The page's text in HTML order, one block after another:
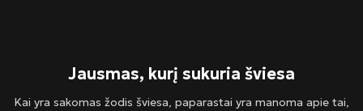
Jausmas, kurį sukuria šviesa
Kai yra sakomas žodis šviesa, paparastai yra manoma apie tai,